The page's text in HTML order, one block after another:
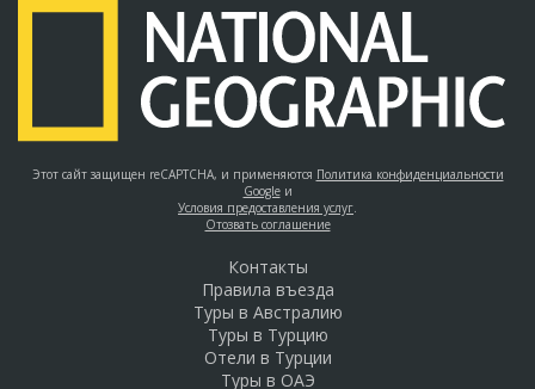
Этот сайт защищен reCAPTCHA, и применяются Политика конфиденциальности
Googleи
Условия предоставления услуг.
Отозвать соглашение
Контакты
Правила въезда
Туры в Австралию
Туры в Турцию
Отели в Турции
Туры в ОАЭ